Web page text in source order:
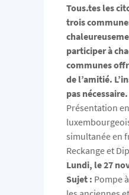
Tous.tes les
trois
participer à
communes
de l’amitié.
pas nécessaire.
Présentation en
simultanée en
Reckange et
Lundi, le 27
Sujet : Pompe